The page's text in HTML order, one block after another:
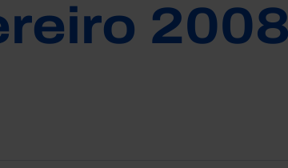
2008